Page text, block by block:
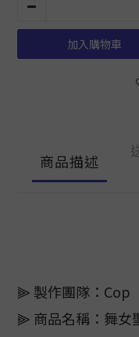
加入購物車
商品描述
⫸ 製作團隊：Cop
⫸ 商品名稱：舞女